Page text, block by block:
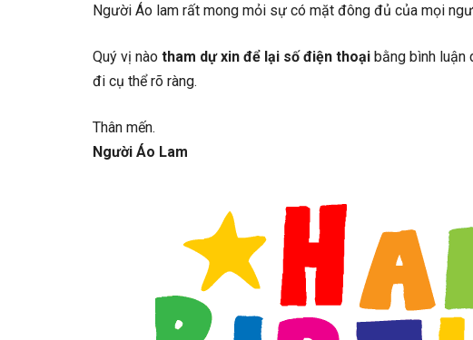
Người Áo lam rất mong mỏi sự có mặt đông đủ của mọi
Quý vị nào tham dự xin để lại số điện thoại bằng bình luận
đi cụ thể rõ ràng.
Thân mến.
Người Áo Lam